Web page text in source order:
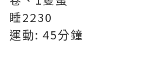
睡2230
運動: 45分鐘